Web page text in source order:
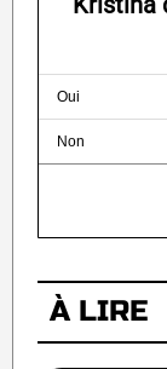
Oui
Non
À LIRE